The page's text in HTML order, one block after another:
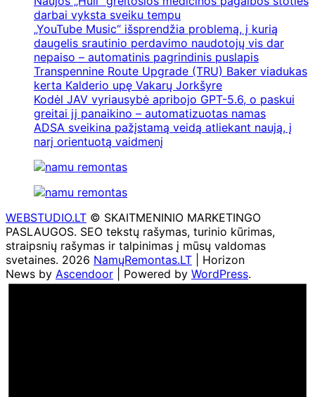
darbai vyksta sveiku tempu
„YouTube Music“ išsprendžia problemą, į kurią
daugelis srautinio perdavimo naudotojų vis dar
nepaiso – automatinis pagrindinis puslapis
Transpennine Route Upgrade (TRU) Baker viadukas
kerta Kalderio upę Vakarų Jorkšyre
Kodėl JAV vyriausybė apribojo GPT-5.6, o paskui
greitai jį panaikino – automatizuotas namas
ADSA sveikina pažįstamą veidą atliekant naują, į
narį orientuotą vaidmenį
WEBSTUDIO.LT © SKAITMENINIO MARKETINGO
PASLAUGOS. SEO tekstų rašymas, turinio kūrimas,
straipsnių rašymas ir talpinimas į mūsų valdomas
svetaines. 2026 NamųRemontas.LT | Horizon
News by Ascendoor | Powered by WordPress.